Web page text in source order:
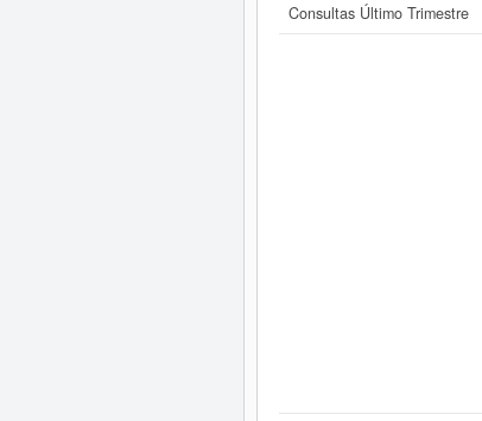
Consultas Último Trimestre